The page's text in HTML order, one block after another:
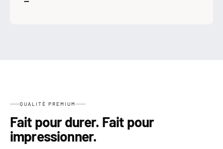
QUALITÉ PREMIUM
Fait pour durer. Fait pour
impressionner.